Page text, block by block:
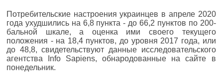
Потребительские настроения украинцев в апреле 2020
года ухудшились на 6,8 пункта - до 66,2 пунктов по 200-
бальной шкале, а оценка ими своего текущего
положения - на 18,4 пунктов, до уровня 2017 года, или
до 48,8, свидетельствуют данные исследовательского
агентства Info Sapiens, обнародованные на сайте в
понедельник.